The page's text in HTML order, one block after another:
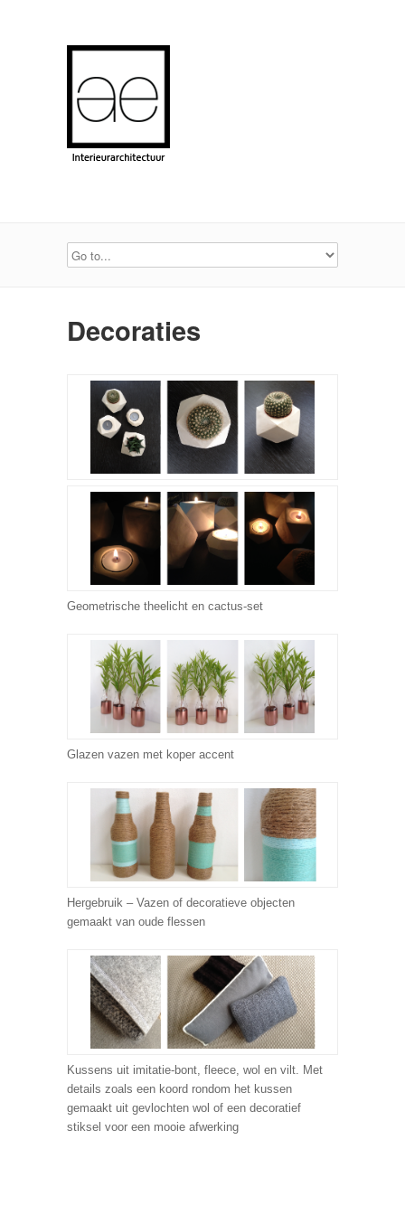
Decoraties
Geometrische theelicht en cactus-set
Glazen vazen met koper accent
Hergebruik – Vazen of decoratieve objecten
gemaakt van oude flessen
Kussens uit imitatie-bont, fleece, wol en vilt. Met
details zoals een koord rondom het kussen
gemaakt uit gevlochten wol of een decoratief
stiksel voor een mooie afwerking